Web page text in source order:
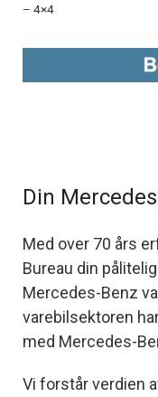
– 4×4
Din
Med over 70 års
Bureau din
Mercedes-Benz
varebilsektoren
med Mercedes-
Vi forstår verdien